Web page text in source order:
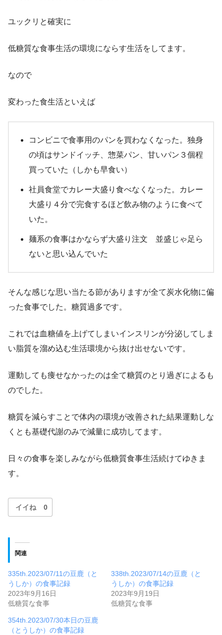
ユックリと確実に
低糖質な食事生活の環境にならす生活をしてます。
なので
変わった食生活といえば
コンビニで食事用のパンを買わなくなった。独身
の頃はサンドイッチ、惣菜パン、甘いパン３個程
買っていた（しかも早食い）
社員食堂でカレー大盛り食べなくなった。カレー
大盛り４分で完食するほど飲み物のように食べて
いた。
麺系の食事はかならず大盛り注文 並盛じゃ足ら
ないと思い込んでいた
そんな感じな思い当たる節がありますが全て炭水化物に偏
った食事でした。糖質過多です。
これでは血糖値を上げてしまいインスリンが分泌してしま
い脂質を溜め込む生活環境から抜け出せないです。
運動しても痩せなかったのは全て糖質のとり過ぎによるも
のでした。
糖質を減らすことで体内の環境が改善された結果運動しな
くとも基礎代謝のみで減量に成功してます。
日々の食事を楽しみながら低糖質食事生活続けてゆきま
す。
イイね 0
関連
335th.2023/07/11の豆鹿（と
うしか）の食事記録
2023年9月16日
低糖質な食事
338th.2023/07/14の豆鹿（と
うしか）の食事記録
2023年9月19日
低糖質な食事
354th.2023/07/30本日の豆鹿
（とうしか）の食事記録